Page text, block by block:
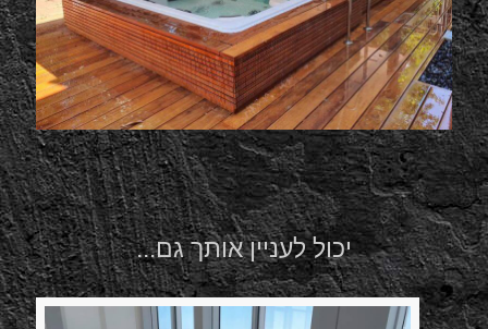
יכול לעניין אותך גם...